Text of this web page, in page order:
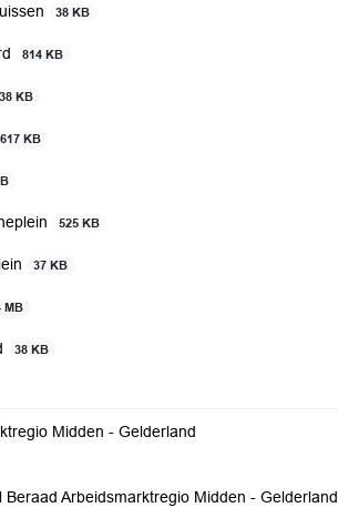
38 KB
814 KB
38 KB
617 KB
525 KB
37 KB
MB
38 KB
Midden - Gelderland
Arbeidsmarktregio Midden - Gelderland